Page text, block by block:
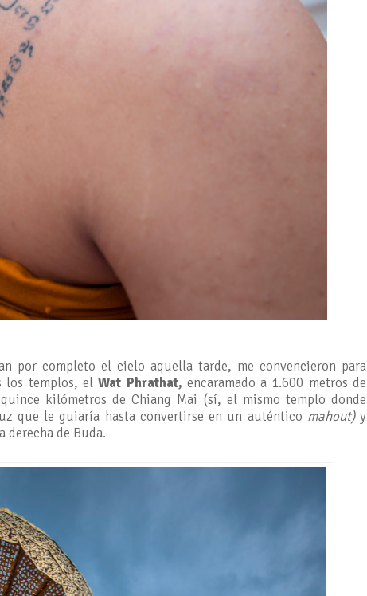
por completo el cielo aquella tarde, me convencieron para
los templos, elWat Phrathat, encaramado a 1.600 metros de
kilómetros de Chiang Mai (sí, el mismo templo donde
que le guiaría hasta convertirse en un auténtico mahout) y
derecha de Buda.